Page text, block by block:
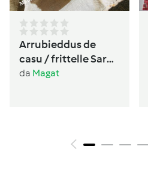
Arrubieddus de
casu / frittelle Sarde
al formaggio di
da Magat